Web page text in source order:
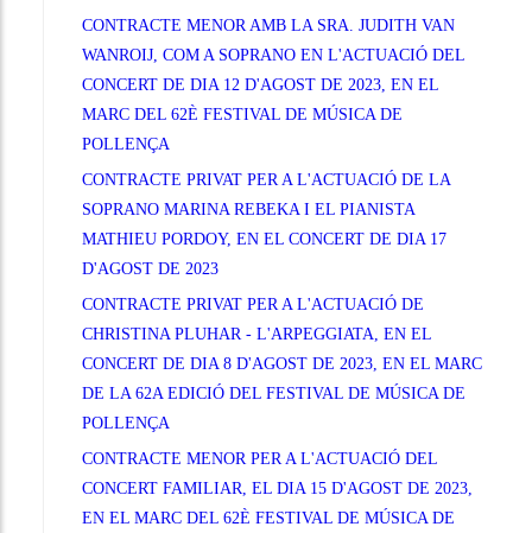
CONTRACTE MENOR AMB LA SRA. JUDITH VAN
WANROIJ, COM A SOPRANO EN L'ACTUACIÓ DEL
CONCERT DE DIA 12 D'AGOST DE 2023, EN EL
MARC DEL 62È FESTIVAL DE MÚSICA DE
POLLENÇA
CONTRACTE PRIVAT PER A L'ACTUACIÓ DE LA
SOPRANO MARINA REBEKA I EL PIANISTA
MATHIEU PORDOY, EN EL CONCERT DE DIA 17
D'AGOST DE 2023
CONTRACTE PRIVAT PER A L'ACTUACIÓ DE
CHRISTINA PLUHAR - L'ARPEGGIATA, EN EL
CONCERT DE DIA 8 D'AGOST DE 2023, EN EL MARC
DE LA 62A EDICIÓ DEL FESTIVAL DE MÚSICA DE
POLLENÇA
CONTRACTE MENOR PER A L'ACTUACIÓ DEL
CONCERT FAMILIAR, EL DIA 15 D'AGOST DE 2023,
EN EL MARC DEL 62È FESTIVAL DE MÚSICA DE